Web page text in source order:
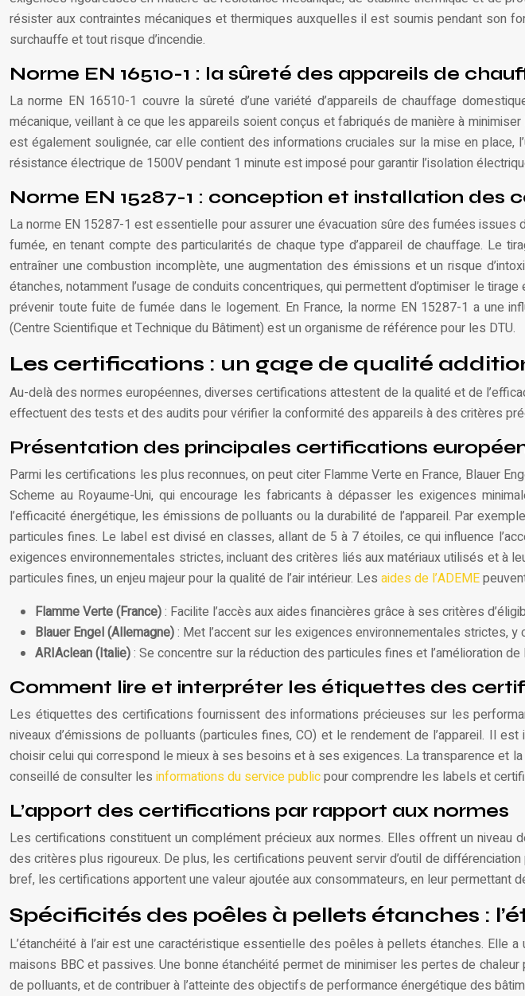
résister aux contraintes mécaniques et thermiques auxquelles il est soumis pendant son
surchauffe et tout risque d’incendie.
Norme EN 16510-1 : la sûreté des appareils de
La norme EN 16510-1 couvre la sûreté d’une variété d’appareils de chauffage
mécanique, veillant à ce que les appareils soient conçus et fabriqués de manière à
est également soulignée, car elle contient des informations cruciales sur la mise en place,
résistance électrique de 1500V pendant 1 minute est imposé pour garantir l’isolation
Norme EN 15287-1 : conception et installation des
La norme EN 15287-1 est essentielle pour assurer une évacuation sûre des fumées
fumée, en tenant compte des particularités de chaque type d’appareil de chauffage. Le
entraîner une combustion incomplète, une augmentation des émissions et un risque
étanches, notamment l’usage de conduits concentriques, qui permettent d’optimiser le
prévenir toute fuite de fumée dans le logement. En France, la norme EN 15287-1 a une
(Centre Scientifique et Technique du Bâtiment) est un organisme de référence pour les DTU.
Les certifications : un gage de qualité
Au-delà des normes européennes, diverses certifications attestent de la qualité et de
effectuent des tests et des audits pour vérifier la conformité des appareils à des critères
Présentation des principales certifications
Parmi les certifications les plus reconnues, on peut citer Flamme Verte en France, Blauer
Scheme au Royaume-Uni, qui encourage les fabricants à dépasser les exigences
l’efficacité énergétique, les émissions de polluants ou la durabilité de l’appareil. Par
particules fines. Le label est divisé en classes, allant de 5 à 7 étoiles, ce qui influence
exigences environnementales strictes, incluant des critères liés aux matériaux utilisés et à
particules fines, un enjeu majeur pour la qualité de l’air intérieur. Les aides de l’ADEME
Flamme Verte (France): Facilite l’accès aux aides financières grâce à ses critères
Blauer Engel (Allemagne): Met l’accent sur les exigences environnementales strictes,
ARIAclean (Italie): Se concentre sur la réduction des particules fines et l’amélioration de
Comment lire et interpréter les étiquettes des
Les étiquettes des certifications fournissent des informations précieuses sur les
niveaux d’émissions de polluants (particules fines, CO) et le rendement de l’appareil. Il
choisir celui qui correspond le mieux à ses besoins et à ses exigences. La transparence
conseillé de consulter les informations du service publicpour comprendre les labels et
L’apport des certifications par rapport aux normes
Les certifications constituent un complément précieux aux normes. Elles offrent un
des critères plus rigoureux. De plus, les certifications peuvent servir d’outil de
bref, les certifications apportent une valeur ajoutée aux consommateurs, en leur
Spécificités des poêles à pellets étanches :
L’étanchéité à l’air est une caractéristique essentielle des poêles à pellets étanches. Elle
maisons BBC et passives. Une bonne étanchéité permet de minimiser les pertes de
de polluants, et de contribuer à l’atteinte des objectifs de performance énergétique des